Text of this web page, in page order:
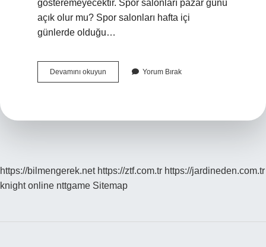
gösteremeyecektir. Spor salonları pazar günü
açık olur mu? Spor salonları hafta içi
günlerde olduğu…
Devamını okuyun
Tatilinde
Yorum Bırak
https://bilmengerek.net https://ztf.com.tr https://jardineden.com.tr
knight online nttgame Sitemap